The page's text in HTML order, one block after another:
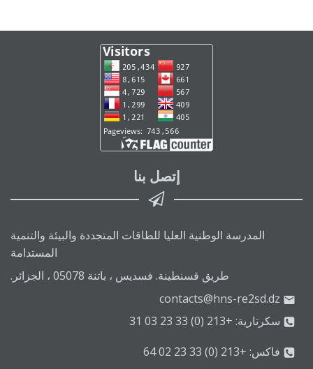
إتصل بنا
المدرسة الوطنية العليا للطاقات المتجددة والبيئة والتنمية
المستدامة
طريق قسنطينة. فسديس ، باتنة 05078 ، الجزائر.
contacts@hns-re2sd.dz
سكرتارية: +213 (0) 33 23 03 31
فاكس: +213 (0) 33 23 02 64